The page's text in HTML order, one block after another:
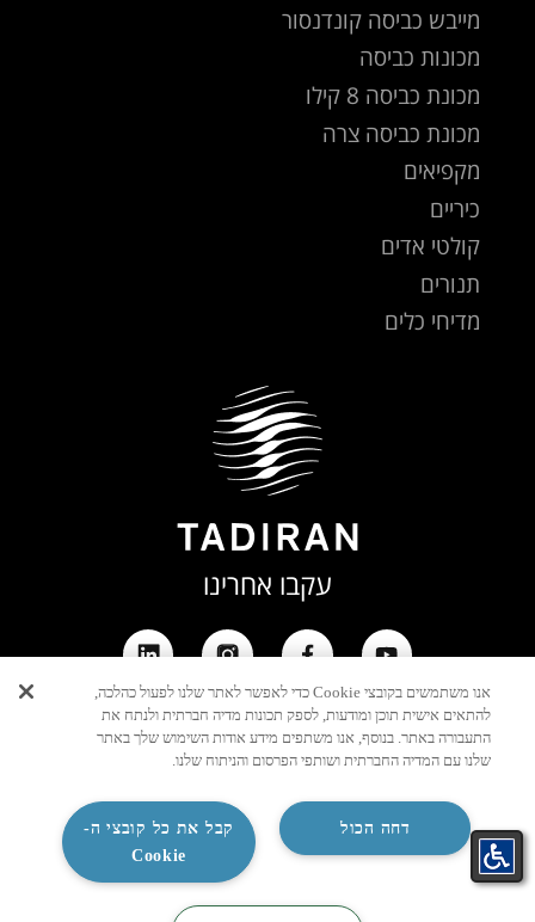
מייבש כביסה קונדנסור
מכונות כביסה
מכונת כביסה 8 קילו
מכונת כביסה צרה
מקפיאים
כיריים
קולטי אדים
תנורים
מדיחי כלים
עקבו אחרינו
אנו משתמשים בקובצי Cookie כדי לאפשר לאתר שלנו לפעול כהלכה,
להתאים אישית תוכן ומודעות, לספק תכונות מדיה חברתית ולנתח את
התעבורה באתר. בנוסף, אנו משתפים מידע אודות השימוש שלך באתר
שלנו עם המדיה החברתית ושותפי הפרסום והניתוח שלנו.
קבל את כל קובצי ה-
Cookie
דחה הכול